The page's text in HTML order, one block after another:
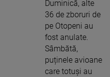
Duminică, alte
36 de zboruri de
pe Otopeni au
fost anulate.
Sâmbătă,
puținele avioane
care totuși au